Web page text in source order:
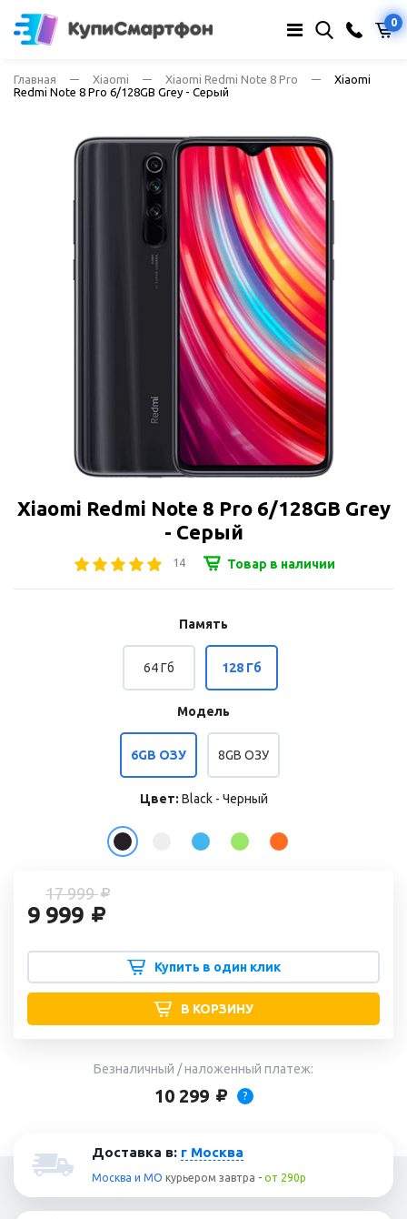
0
Главная Xiaomi Xiaomi Redmi Note 8 Pro
Xiaomi
Redmi Note 8 Pro 6/128GB Grey - Серый
Xiaomi Redmi Note 8 Pro 6/128GB Grey
- Серый
14 Товар в наличии
Память
64 Гб 128 Гб
Модель
6GB ОЗУ 8GB ОЗУ
Цвет: Black - Черный
17 999
9 999
Купить в один клик
В КОРЗИНУ
Безналичный / наложенный платеж:
10 299 ?
Доставка в: г Москва
Москва и МО курьером завтра - от 290р